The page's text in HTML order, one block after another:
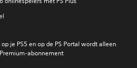
je PS5 en op de PS Portal wordt alleen
abonnement